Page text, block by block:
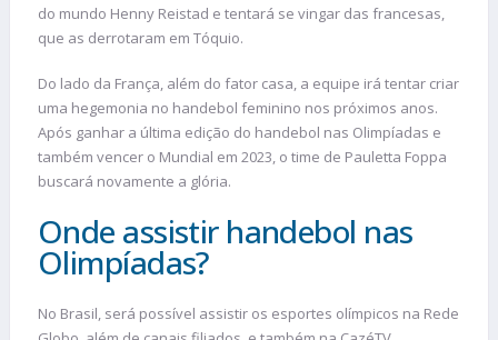
do mundo Henny Reistad e tentará se vingar das francesas,
que as derrotaram em Tóquio.
Do lado da França, além do fator casa, a equipe irá tentar criar
uma hegemonia no handebol feminino nos próximos anos.
Após ganhar a última edição do handebol nas Olimpíadas e
também vencer o Mundial em 2023, o time de Pauletta Foppa
buscará novamente a glória.
Onde assistir handebol nas
Olimpíadas?
No Brasil, será possível assistir os esportes olímpicos na Rede